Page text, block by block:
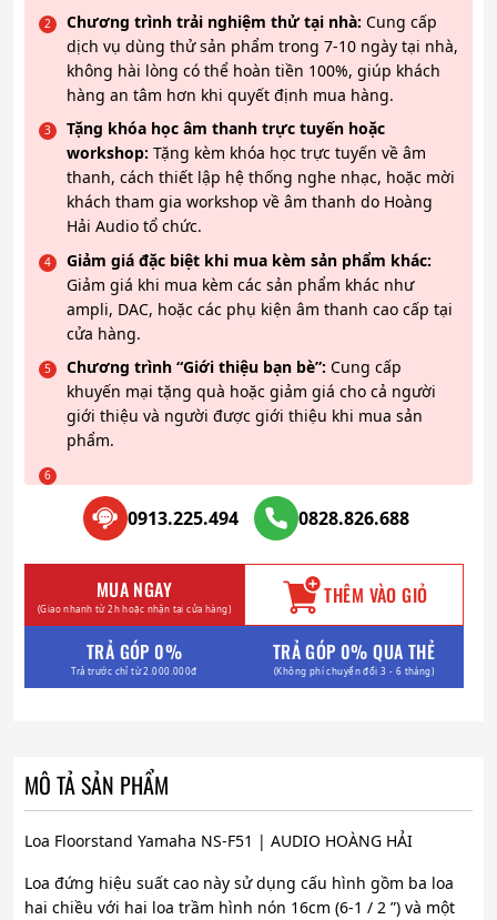
Chương trình trải nghiệm thử tại nhà: Cung cấp
dịch vụ dùng thử sản phẩm trong 7-10 ngày tại nhà,
không hài lòng có thể hoàn tiền 100%, giúp khách
hàng an tâm hơn khi quyết định mua hàng.
Tặng khóa học âm thanh trực tuyến hoặc
workshop: Tặng kèm khóa học trực tuyến về âm
thanh, cách thiết lập hệ thống nghe nhạc, hoặc mời
khách tham gia workshop về âm thanh do Hoàng
Hải Audio tổ chức.
Giảm giá đặc biệt khi mua kèm sản phẩm khác:
Giảm giá khi mua kèm các sản phẩm khác như
ampli, DAC, hoặc các phụ kiện âm thanh cao cấp tại
cửa hàng.
Chương trình “Giới thiệu bạn bè”: Cung cấp
khuyến mại tặng quà hoặc giảm giá cho cả người
giới thiệu và người được giới thiệu khi mua sản
phẩm.
0913.225.494 0828.826.688
MUA NGAY
(Giao nhanh từ 2h hoặc nhận tại cửa hàng) THÊM VÀO GIỎ
TRẢ GÓP 0%
Trả trước chỉ từ 2.000.000đ
TRẢ GÓP 0% QUA THẺ
(Không phí chuyển đổi 3 - 6 tháng)
MÔ TẢ SẢN PHẨM
Loa Floorstand Yamaha NS-F51 | AUDIO HOÀNG HẢI
Loa đứng hiệu suất cao này sử dụng cấu hình gồm ba loa
hai chiều với hai loa trầm hình nón 16cm (6-1 / 2 ”) và một